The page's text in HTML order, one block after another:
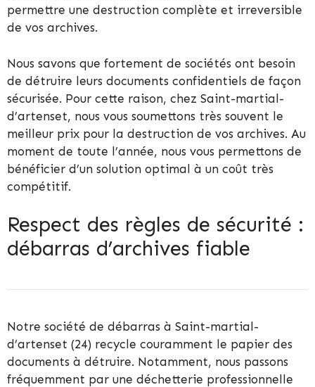
permettre une destruction complète et irreversible
de vos archives.
Nous savons que fortement de sociétés ont besoin
de détruire leurs documents confidentiels de façon
sécurisée. Pour cette raison, chez Saint-martial-
d’artenset, nous vous soumettons très souvent le
meilleur prix pour la destruction de vos archives. Au
moment de toute l’année, nous vous permettons de
bénéficier d’un solution optimal à un coût très
compétitif.
Respect des règles de sécurité :
débarras d’archives fiable
Notre société de débarras à Saint-martial-
d’artenset (24) recycle couramment le papier des
documents à détruire. Notamment, nous passons
fréquemment par une déchetterie professionnelle